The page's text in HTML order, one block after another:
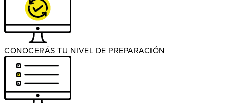
CONOCERÁS TU NIVEL DE PREPARACIÓN